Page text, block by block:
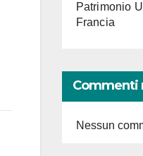
Patrimonio
Francia
Commenti
Nessun